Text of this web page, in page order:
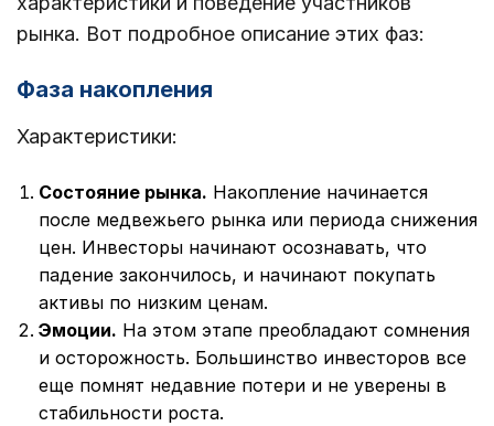
рынка. Вот подробное описание этих фаз:
Фаза накопления
Характеристики:
Состояние рынка. Накопление начинается
после медвежьего рынка или периода снижения
цен. Инвесторы начинают осознавать, что
падение закончилось, и начинают покупать
активы по низким ценам.
Эмоции. На этом этапе преобладают сомнения
и осторожность. Большинство инвесторов все
еще помнят недавние потери и не уверены в
стабильности роста.